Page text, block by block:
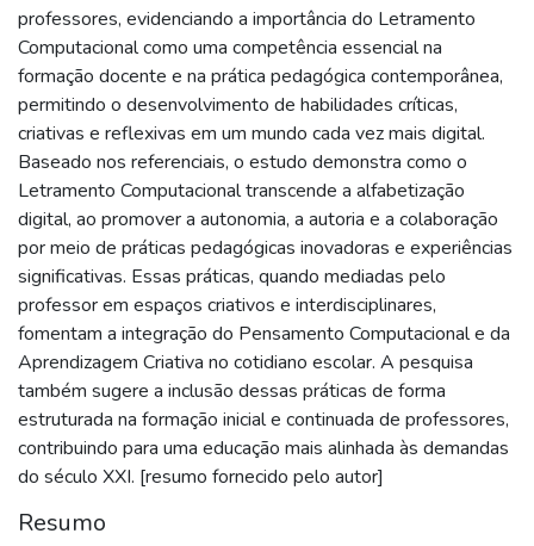
professores, evidenciando a importância do Letramento
Computacional como uma competência essencial na
formação docente e na prática pedagógica contemporânea,
permitindo o desenvolvimento de habilidades críticas,
criativas e reflexivas em um mundo cada vez mais digital.
Baseado nos referenciais, o estudo demonstra como o
Letramento Computacional transcende a alfabetização
digital, ao promover a autonomia, a autoria e a colaboração
por meio de práticas pedagógicas inovadoras e experiências
significativas. Essas práticas, quando mediadas pelo
professor em espaços criativos e interdisciplinares,
fomentam a integração do Pensamento Computacional e da
Aprendizagem Criativa no cotidiano escolar. A pesquisa
também sugere a inclusão dessas práticas de forma
estruturada na formação inicial e continuada de professores,
contribuindo para uma educação mais alinhada às demandas
do século XXI. [resumo fornecido pelo autor]
Resumo